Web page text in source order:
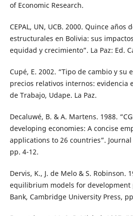
of Economic Research.
CEPAL, UN, UCB. 2000. Quince años
estructurales en Bolivia: sus
equidad y crecimiento”. La Paz: Ed.
Cupé, E. 2002. “Tipo de cambio y su
precios relativos internos: evidencia
de Trabajo, Udape. La Paz.
Decaluwé, B. & A. Martens. 1988.
developing economies: A concise
applications to 26 countries”.
pp. 4-12.
Dervis, K., J. de Melo & S. Robinson.
equilibrium models for development
Bank, Cambridge University Press,